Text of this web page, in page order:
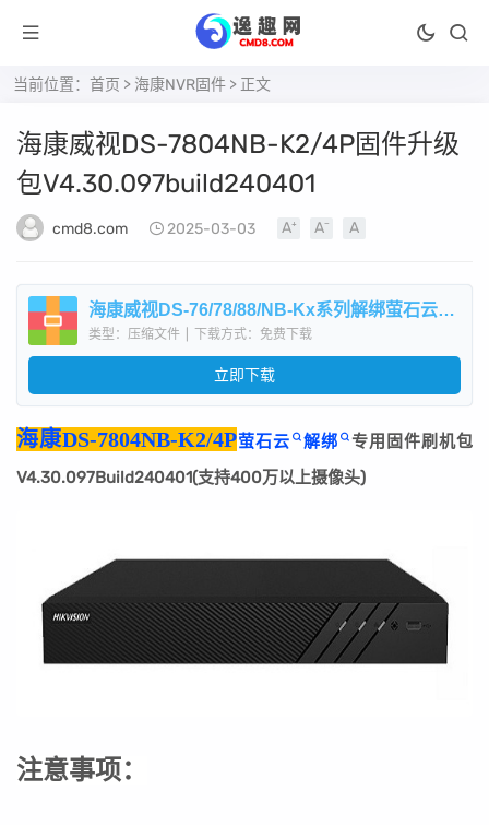
当前位置： 首页 > 海康NVR固件 > 正文
​海康威视DS-7804NB-K2/4P固件升级
包V4.30.097build240401
cmd8.com 2025-03-03
​海康威视DS-76/78/88/NB-Kx系列解绑萤石云专用固件刷机升级包V4.30.097build240401.zip
类型：压缩文件 下载方式：免费下载
立即下载
海康DS-7804NB-K2/4P萤石云 解绑
专用固件刷机包
V4.30.097Build240401(支持400万以上摄像头)
注意事项：